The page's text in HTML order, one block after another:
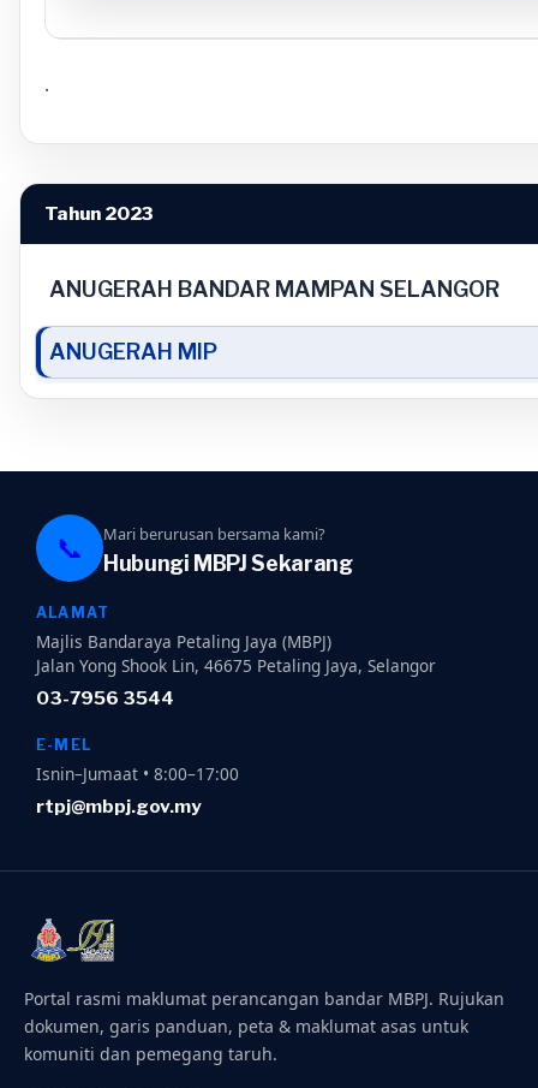
Tahun 2023
ANUGERAH BANDAR MAMPAN SELANGOR
ANUGERAH MIP
.
📞 Mari berurusan bersama kami?
Hubungi MBPJ Sekarang
ALAMAT
Majlis Bandaraya Petaling Jaya (MBPJ)
Jalan Yong Shook Lin, 46675 Petaling Jaya, Selangor
03-7956 3544
E-MEL
Isnin–Jumaat • 8:00–17:00
rtpj@mbpj.gov.my
Portal rasmi maklumat perancangan bandar MBPJ. Rujukan
dokumen, garis panduan, peta & maklumat asas untuk
komuniti dan pemegang taruh.